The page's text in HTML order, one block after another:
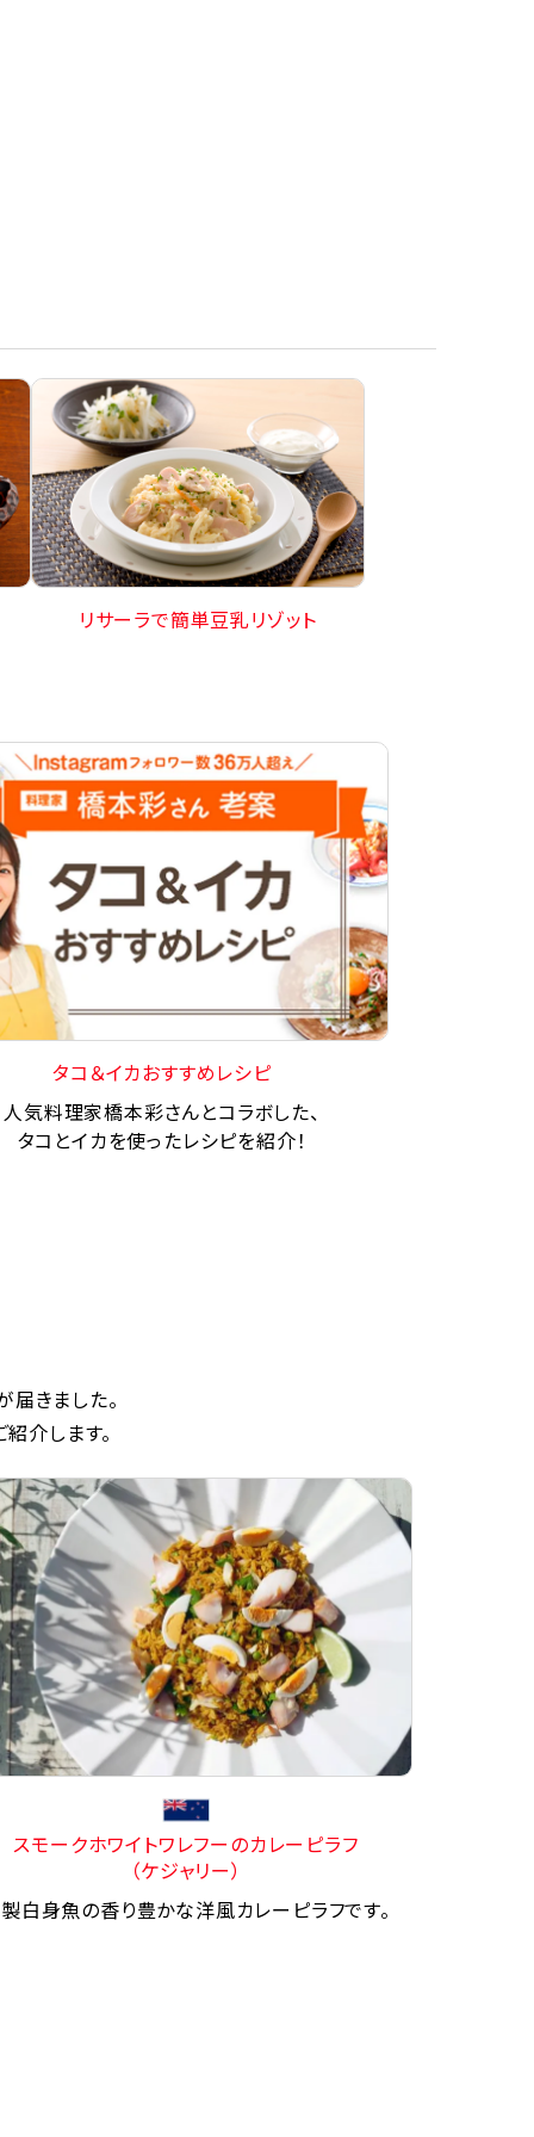
リサーラで簡単豆乳リゾット
タコ＆イカおすすめレシピ
人気料理家橋本彩さんとコラボした、
タコとイカを使ったレシピを紹介！
きました。
介します。
スモークホワイトワレフーのカレーピラフ
（ケジャリー）
白身魚の香り豊かな洋風カレーピラフです。